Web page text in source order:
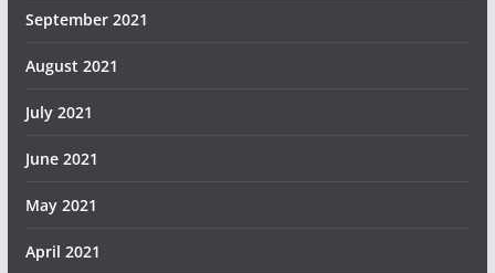
September 2021
August 2021
July 2021
June 2021
May 2021
April 2021